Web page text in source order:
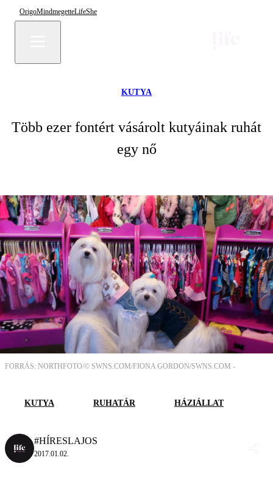
OrigoMindmegetteLifeShe
KUTYA
Több ezer fontért vásárolt kutyáinak ruhát
egy nő
FORRÁS: NORTHFOTO/© SWNS.COM/FIONA GORDON/SWNS.COM -
KUTYA RUHATÁR HÁZIÁLLAT
#HÍRESLAJOS
2017.01.02.